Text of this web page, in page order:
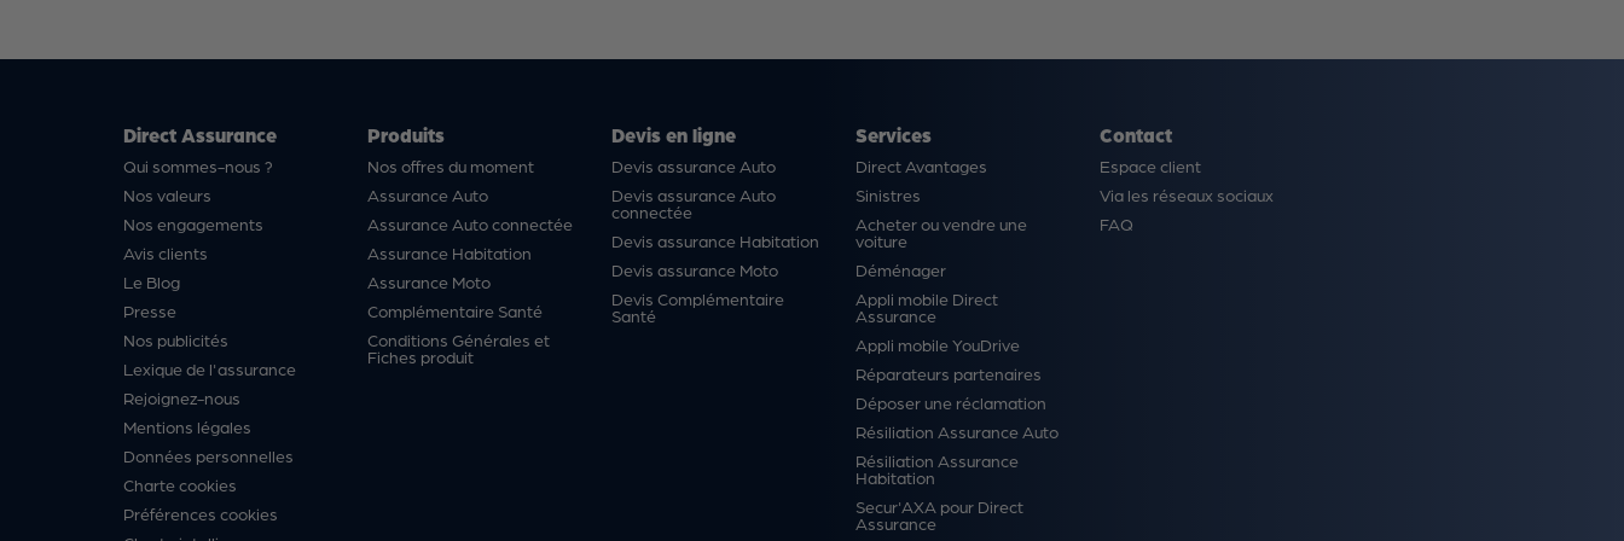
Direct Assurance
Qui sommes-nous ?
Nos valeurs
Nos engagements
Avis clients
Le Blog
Presse
Nos publicités
Lexique de l'assurance
Rejoignez-nous
Mentions légales
Données personnelles
Charte cookies
Préférences cookies
Produits
Nos offres du moment
Assurance Auto
Assurance Auto connectée
Assurance Habitation
Assurance Moto
Complémentaire Santé
Conditions Générales et
Fiches produit
Devis en ligne
Devis assurance Auto
Devis assurance Auto
connectée
Devis assurance Habitation
Devis assurance Moto
Devis Complémentaire
Santé
Services
Direct Avantages
Sinistres
Acheter ou vendre une
voiture
Déménager
Appli mobile Direct
Assurance
Appli mobile YouDrive
Réparateurs partenaires
Déposer une réclamation
Résiliation Assurance Auto
Résiliation Assurance
Habitation
Secur'AXA pour Direct
Assurance
Contact
Espace client
Via les réseaux sociaux
FAQ